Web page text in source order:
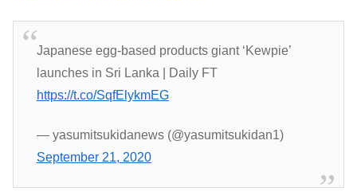
Japanese egg-based products giant ‘Kewpie’
launches in Sri Lanka | Daily FT
https://t.co/SqfElykmEG
— yasumitsukidanews (@yasumitsukidan1)
September 21, 2020